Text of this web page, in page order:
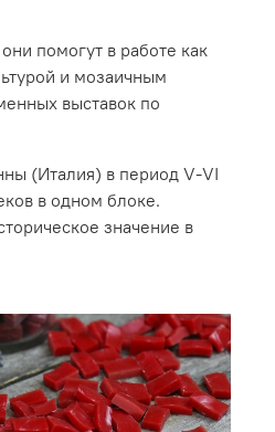
помогут в работе как
и мозаичным
выставок по
(Италия) в период V-VI
в одном блоке.
значение в